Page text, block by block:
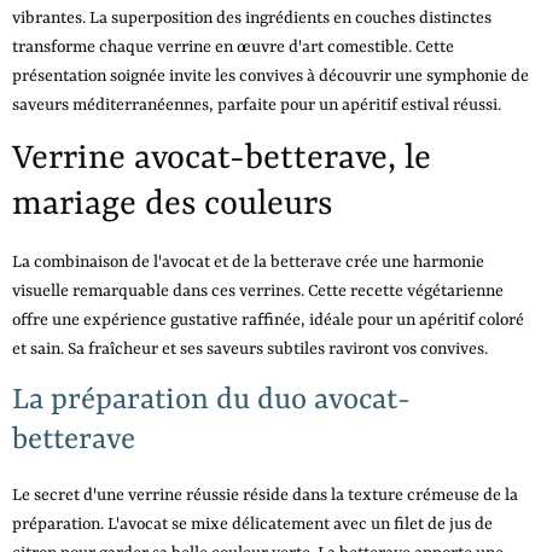
vibrantes. La superposition des ingrédients en couches distinctes
transforme chaque verrine en œuvre d'art comestible. Cette
présentation soignée invite les convives à découvrir une symphonie de
saveurs méditerranéennes, parfaite pour un apéritif estival réussi.
Verrine avocat-betterave, le
mariage des couleurs
La combinaison de l'avocat et de la betterave crée une harmonie
visuelle remarquable dans ces verrines. Cette recette végétarienne
offre une expérience gustative raffinée, idéale pour un apéritif coloré
et sain. Sa fraîcheur et ses saveurs subtiles raviront vos convives.
La préparation du duo avocat-
betterave
Le secret d'une verrine réussie réside dans la texture crémeuse de la
préparation. L'avocat se mixe délicatement avec un filet de jus de